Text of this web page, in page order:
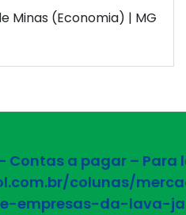
Minas (Economia) | MG
Contas a pagar – Para
colunas/
empresas-da-lava-